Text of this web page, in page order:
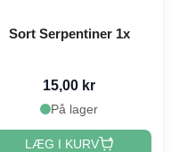
Sort Serpentiner 1x
15,00 kr
På lager
LÆG I KURV